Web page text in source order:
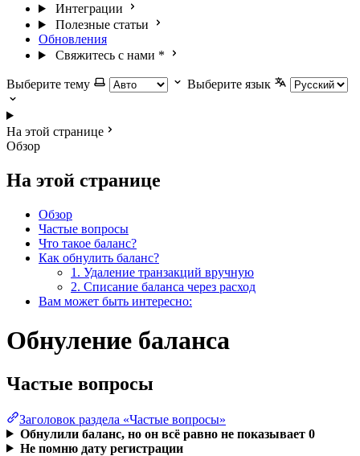
Интеграции
Полезные статьи
Обновления
Свяжитесь с нами *
Выберите тему Выберите язык
На этой странице
Обзор
На этой странице
Обзор
Частые вопросы
Что такое баланс?
Как обнулить баланс?
1. Удаление транзакций вручную
2. Списание баланса через расход
Вам может быть интересно:
Обнуление баланса
Частые вопросы
Заголовок раздела «Частые вопросы»
Обнулили баланс, но он всё равно не показывает 0
Не помню дату регистрации